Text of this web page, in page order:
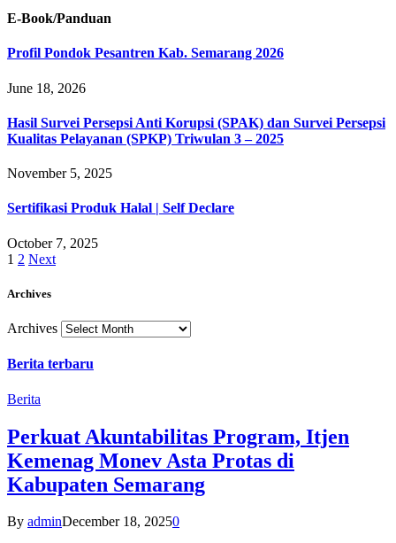
E-Book/Panduan
Profil Pondok Pesantren Kab. Semarang 2026
June 18, 2026
Hasil Survei Persepsi Anti Korupsi (SPAK) dan Survei Persepsi
Kualitas Pelayanan (SPKP) Triwulan 3 – 2025
November 5, 2025
Sertifikasi Produk Halal | Self Declare
October 7, 2025
1 2 Next
Archives
Archives
Berita terbaru
Berita
Perkuat Akuntabilitas Program, Itjen
Kemenag Monev Asta Protas di
Kabupaten Semarang
By adminDecember 18, 20250